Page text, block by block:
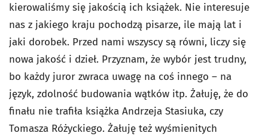
kierowaliśmy się jakością ich książek. Nie interesuje
nas z jakiego kraju pochodzą pisarze, ile mają lat i
jaki dorobek. Przed nami wszyscy są równi, liczy się
nowa jakość i dzieł. Przyznam, że wybór jest trudny,
bo każdy juror zwraca uwagę na coś innego – na
język, zdolność budowania wątków itp. Żałuję, że do
finału nie trafiła książka Andrzeja Stasiuka, czy
Tomasza Różyckiego. Żałuję też wyśmienitych